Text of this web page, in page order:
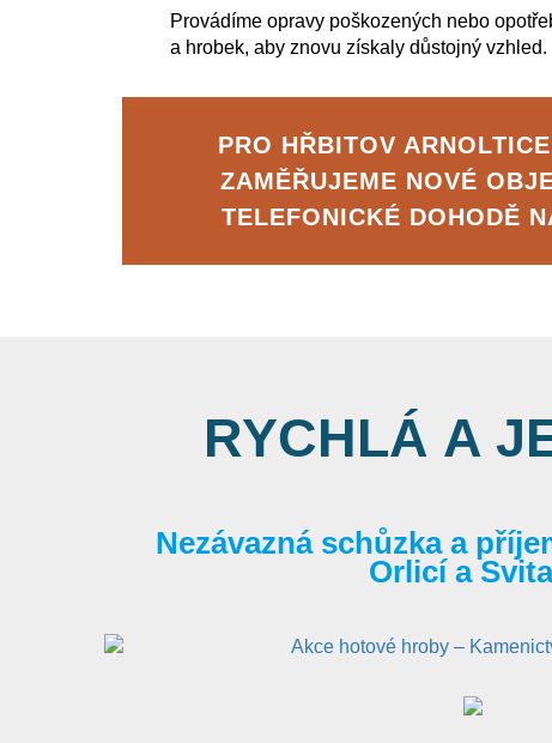
Provádíme opravy poškozených nebo
a hrobek, aby znovu získaly důstojný vzhled.
PRO HŘBITOV
ZAMĚŘUJEME NOVÉ
TELEFONICKÉ DOHODĚ
RYCHLÁ A
Nezávazná schůzka a
Orlicí a